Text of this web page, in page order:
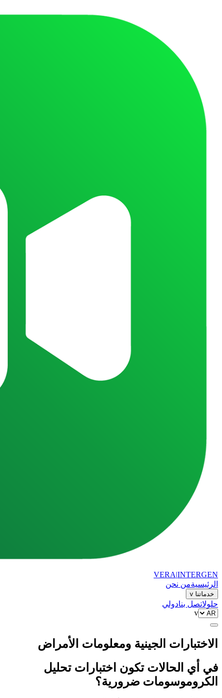
VERA|INTERGEN
الرئيسيةمن نحن
خدماتنا v
حلولاتصل بنادولي
v
الاختبارات الجينية ومعلومات الأمراض
في أي الحالات تكون اختبارات تحليل
الكروموسومات ضرورية؟